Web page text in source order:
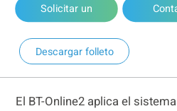
Solicitar un
presupuesto
Descargar folleto
El BT-Online2 aplica el